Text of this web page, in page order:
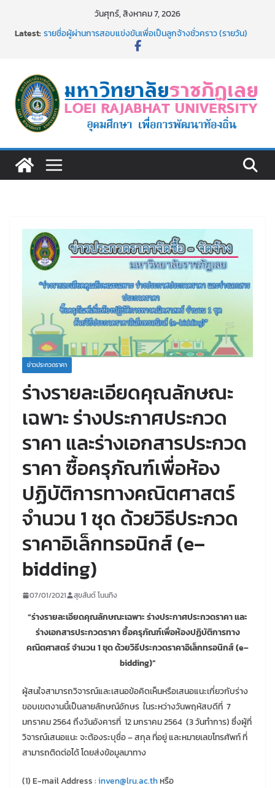
วันศุกร์, สิงหาคม 7, 2026
Latest:รายชื่อผู้ผ่านการสอบแข่งขันเพื่อเป็นลูกจ้างชั่วคราว (รายวัน)
สังกัดมหาวิทยาลัยราชภัฏเลย ด้วยเงินนอกงบประมาณ ประเภท
สนับสนุน สังกัดมหาวิทยาลัยราชภัฏเลย ครั้งที่ 2/2569
อธิการบดี มรภ.เลย ร่วมประชุมชี้แจงกับคณะอนุกรรมาธิการ
ประจำปีงบประมาณ พ.ศ. 2570
ประกาศผู้ชนะการเสนอราคา จ้างทำปกปริญญาบัตร จำนวน
๑,๙๗๒ ชุด โดยวิธีเฉพาะเจาะจง
บำเพ็ญสาธารณกุศล 69
ข่าวประกวดราคา
ร่างรายละเอียดคุณลักษณะ
เฉพาะ ร่างประกาศประกวด
ราคา และร่างเอกสารประกวด
ราคา ซื้อครุภัณฑ์เพื่อห้อง
ปฏิบัติการทางคณิตศาสตร์
จำนวน 1 ชุด ด้วยวิธีประกวด
ราคาอิเล็กทรอนิกส์ (e–
bidding)
07/01/2021 สุขสันต์ โนนทิง
“ร่างรายละเอียดคุณลักษณะเฉพาะ ร่างประกาศประกวดราคา และ
ร่างเอกสารประกวดราคา ซื้อครุภัณฑ์เพื่อห้องปฏิบัติการทาง
คณิตศาสตร์ จำนวน 1 ชุด ด้วยวิธีประกวดราคาอิเล็กทรอนิกส์ (e–
bidding)”
ผู้สนใจสามารถวิจารณ์และเสนอข้อคิดเห็นหรือเสนอแนะเกี่ยวกับร่าง
ขอบเขตงานนี้เป็นลายลักษณ์อักษร ในระหว่างวันพฤหัสบดีที่ 7
มกราคม 2564 ถึงวันอังคารที่ 12 มกราคม 2564 (3 วันทำการ) ซึ่งผู้ที่
วิจารณ์เสนอแนะ จะต้องระบุชื่อ – สกุล ที่อยู่ และหมายเลขโทรศัพท์ ที่
สามารถติดต่อได้ โดยส่งข้อมูลมาทาง
(1) E-mail Address :inven@lru.ac.thหรือ